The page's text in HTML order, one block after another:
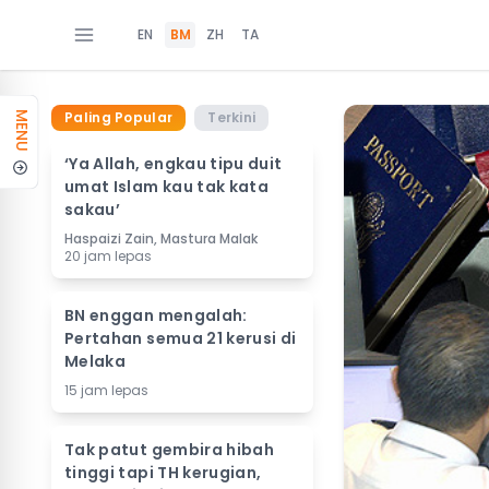
EN BM ZH TA
MENU Paling Popular Terkini
‘Ya Allah, engkau tipu duit
umat Islam kau tak kata
sakau’
Haspaizi Zain, Mastura Malak
20 jam lepas
BN enggan mengalah:
Pertahan semua 21 kerusi di
Melaka
15 jam lepas
Tak patut gembira hibah
tinggi tapi TH kerugian,